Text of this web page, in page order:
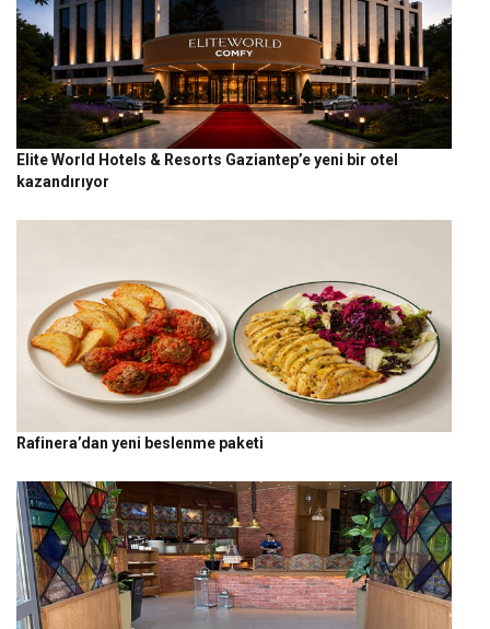
Elite World Hotels & Resorts Gaziantep’e yeni bir otel
kazandırıyor
Rafinera’dan yeni beslenme paketi